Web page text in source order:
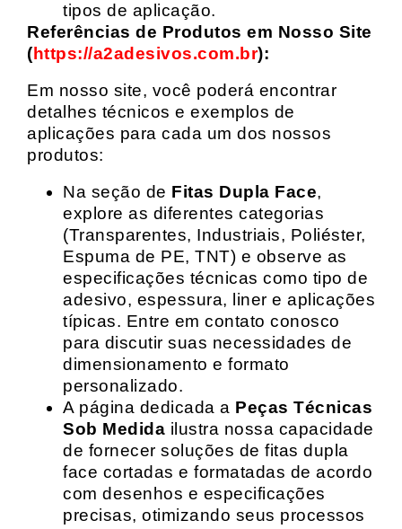
tipos de aplicação.
Referências de Produtos em Nosso Site
(https://a2adesivos.com.br):
Em nosso site, você poderá encontrar
detalhes técnicos e exemplos de
aplicações para cada um dos nossos
produtos:
Na seção de Fitas Dupla Face,
explore as diferentes categorias
(Transparentes, Industriais, Poliéster,
Espuma de PE, TNT) e observe as
especificações técnicas como tipo de
adesivo, espessura, liner e aplicações
típicas. Entre em contato conosco
para discutir suas necessidades de
dimensionamento e formato
personalizado.
A página dedicada a Peças Técnicas
Sob Medida ilustra nossa capacidade
de fornecer soluções de fitas dupla
face cortadas e formatadas de acordo
com desenhos e especificações
precisas, otimizando seus processos